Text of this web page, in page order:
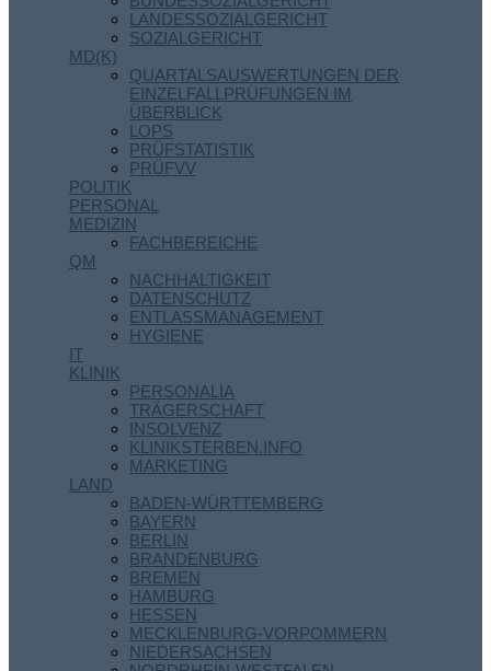
LANDESSOZIALGERICHT
SOZIALGERICHT
MD(K)
QUARTALSAUSWERTUNGEN DER
EINZELFALLPRÜFUNGEN IM
ÜBERBLICK
LOPS
PRÜFSTATISTIK
PRÜFVV
POLITIK
PERSONAL
MEDIZIN
FACHBEREICHE
QM
NACHHALTIGKEIT
DATENSCHUTZ
ENTLASSMANAGEMENT
HYGIENE
IT
KLINIK
PERSONALIA
TRÄGERSCHAFT
INSOLVENZ
KLINIKSTERBEN.INFO
MARKETING
LAND
BADEN-WÜRTTEMBERG
BAYERN
BERLIN
BRANDENBURG
BREMEN
HAMBURG
HESSEN
MECKLENBURG-VORPOMMERN
NIEDERSACHSEN